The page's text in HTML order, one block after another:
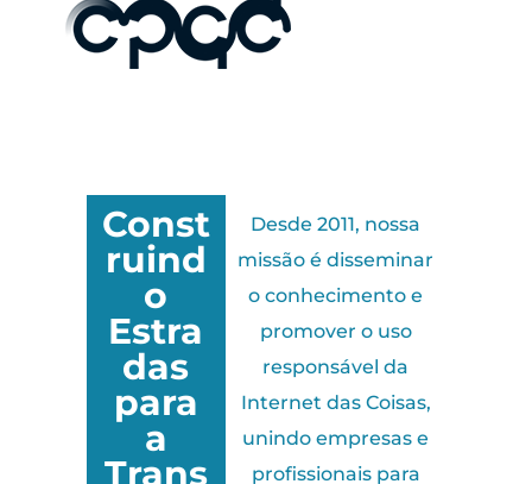
Const
ruind
o
Estra
das
para
a
Trans
Desde 2011, nossa
missão é disseminar
o conhecimento e
promover o uso
responsável da
Internet das Coisas,
unindo empresas e
profissionais para